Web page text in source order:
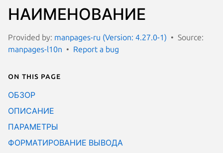
НАИМЕНОВАНИЕ
Provided by: manpages-ru (Version: 4.27.0-1)
Source:
manpages-l10n
Report a bug
On this page
ОБЗОР
ОПИСАНИЕ
ПАРАМЕТРЫ
ФОРМАТИРОВАНИЕ ВЫВОДА